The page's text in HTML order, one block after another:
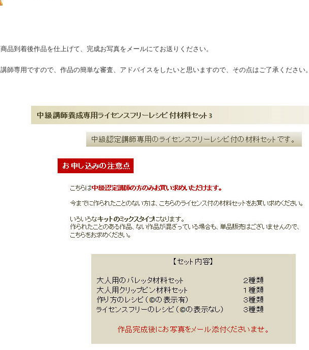
商品到着後作品を仕上げて、完成お写真をメールにてお送りください。
講師専用ですので、作品の簡単な審査、アドバイスをしたいと思いますので、その点はご了承ください。